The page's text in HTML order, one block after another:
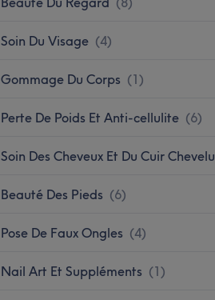
Soin Du Visage (4)
Gommage Du Corps (1)
Perte De Poids Et Anti-cellulite (6)
Soin Des Cheveux Et Du Cuir Chevelu
Beauté Des Pieds (6)
Pose De Faux Ongles (4)
Nail Art Et Suppléments (1)